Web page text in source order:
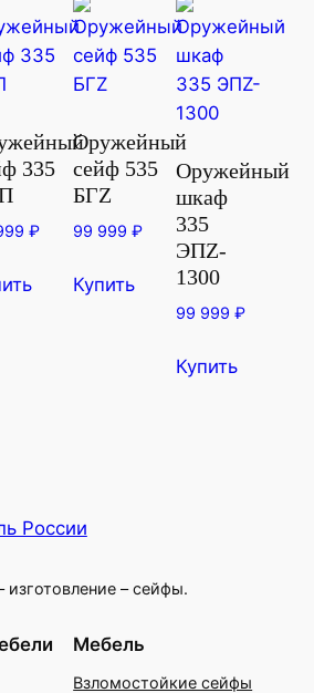
335
₽
Оружейный
сейф 535
БГZ
99 999₽
Купить
Оружейный
шкаф
335
ЭПZ-
1300
99 999₽
Купить
России
изготовление – сейфы.
Мебель
Взломостойкие сейфы